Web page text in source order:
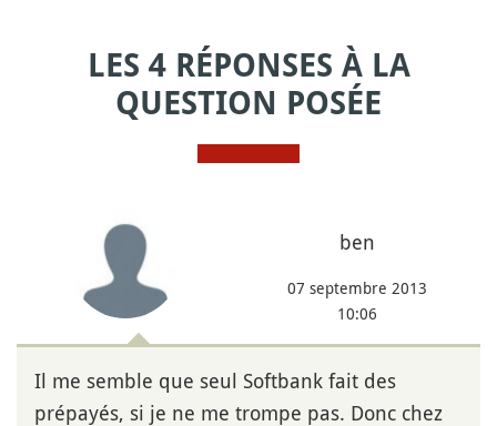
LES 4 RÉPONSES À LA
QUESTION POSÉE
ben
07 septembre 2013
10:06
Il me semble que seul Softbank fait des
prépayés, si je ne me trompe pas. Donc chez